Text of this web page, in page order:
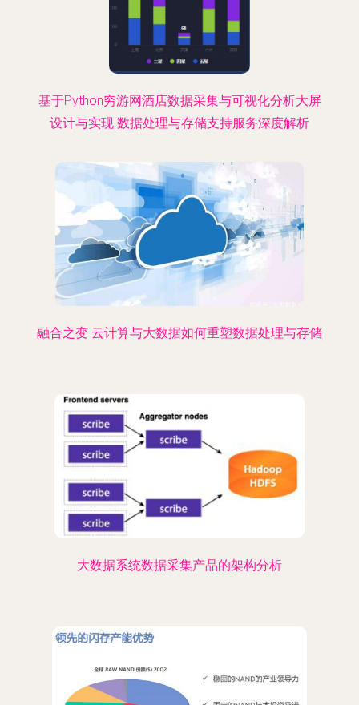
基于Python穷游网酒店数据采集与可视化分析大屏
设计与实现 数据处理与存储支持服务深度解析
融合之变 云计算与大数据如何重塑数据处理与存储
大数据系统数据采集产品的架构分析